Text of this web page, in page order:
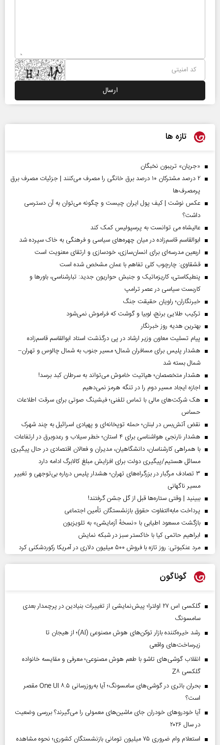
تازه ها
«جریان» تریبون نخبگان
۲ درصد مشترکان ۱۰ درصد برق خانگی را مصرف می‌کنند | جزئیات مصرف برق
پرمصرف‌ها
عکس نوشت | کیف پول ایران چیست و چگونه می‌توان به آن دسترسی
داشت؟
عالیشاه می توانست به پرسپولیس کمک کند
ابوالقاسم قاسم‌زاده در میان چهره‌های سیاسی و فرهنگی به خاک سپرده شد
اربعین مدرسه‌ای برای انسان‌سازی، خودسازی و ارتقای معنویت است
قشقاوی: چارچوب کلی تفاهم با عمان مشخص شده است
پنطیکاستی، کاریزماتیک و جنبش حواریون جدید: تبارشناسی، باور‌ها و
کاربست سیاسی در عصر ترامپ
خبرنگاران؛ راویان حقیقت جنگ
ترکیب طلایی برنج، لوبیا و گوشت که فراموش نمی‌شود
بهترین هدیه روز خبرنگار
پیام تسلیت معاون وزیر ارشاد در پی درگذشت استاد ابوالقاسم قاسم‌زاده
هشدار پلیس برای مسافران شمال؛ مسیر جنوب به شمال چالوس و تهران–
شمال بسته شد
هشدار متخصصان؛ هپاتیت خاموش می‌تواند به سرطان کبد برسد!
اجازه ایجاد مسیر دوم را در تنگه هرمز نمی‌دهیم
هک شرکت‌های مالی با تماس تلفنی؛ فیشینگ صوتی برای سرقت اطلاعات
حساس
نقض آتش‌بس در لبنان؛ حمله توپخانه‌ای و پهپادی اسرائیل به چند شهرک
هشدار نارنجی هواشناسی برای ۴ استان؛ خطر سیلاب و رعدوبرق در ارتفاعات
با همراهی کارشناسان، دانشگاهیان، مدیران و فعالان اقتصادی در حال پیگیری
مسائل هستیم/پیگیری دولت برای افزایش مبلغ کالابرگ ادامه دارد
۳ تصادف مرگبار در بزرگراه‌های تهران؛ هشدار پلیس درباره بی‌توجهی و تغییر
مسیر ناگهانی
ببینید | وقتی ستاره‌ها قبل از گل جشن گرفتند!
پرداخت مابه‌التفاوت حقوق بازنشستگان تأمین اجتماعی
بازگشت مسعود اطیابی با «نسخهٔ آزمایشی» به تلویزیون
ابراهیم حاتمی کیا با خاکستر سبز در شبکه نمایش
مرد عنکبوتی: روز تازه با فروش ۵۰۰ میلیون دلاری در آمریکا رکوردشکنی کرد
گوناگون
گلکسی اس ۲۷ اولترا؛ پیش‌نمایشی از تغییرات بنیادین در پرچمدار بعدی
سامسونگ
رشد خیره‌کننده بازار توکن‌های هوش مصنوعی (AI)؛ از هیجان تا
زیرساخت‌های واقعی
انقلاب گوشی‌های تاشو‌ با طعم هوش مصنوعی؛ معرفی و مقایسه خانواده
گلکسی Z۸
بحران باتری در گوشی‌های سامسونگ؛ آیا به‌روزرسانی One UI ۸.۵ مقصر
است؟
آیا خودروهای خودران جای ماشین‌های معمولی را می‌گیرند؟ بررسی وضعیت
در سال ۲۰۲۶
استعلام وام ضروری ۷۵ میلیون تومانی بازنشستگان کشوری؛ نحوه مشاهده